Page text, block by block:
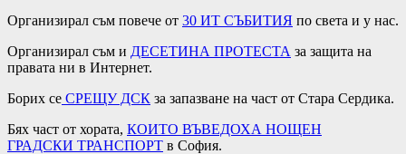
Организирал съм повече от 30 ИТ СЪБИТИЯ по света и у нас.
Организирал съм и ДЕСЕТИНА ПРОТЕСТА за защита на
правата ни в Интернет.
Борих се СРЕЩУ ДСК за запазване на част от Стара Сердика.
Бях част от хората, КОИТО ВЪВЕДОХА НОЩЕН
ГРАДСКИ ТРАНСПОРТ в София.